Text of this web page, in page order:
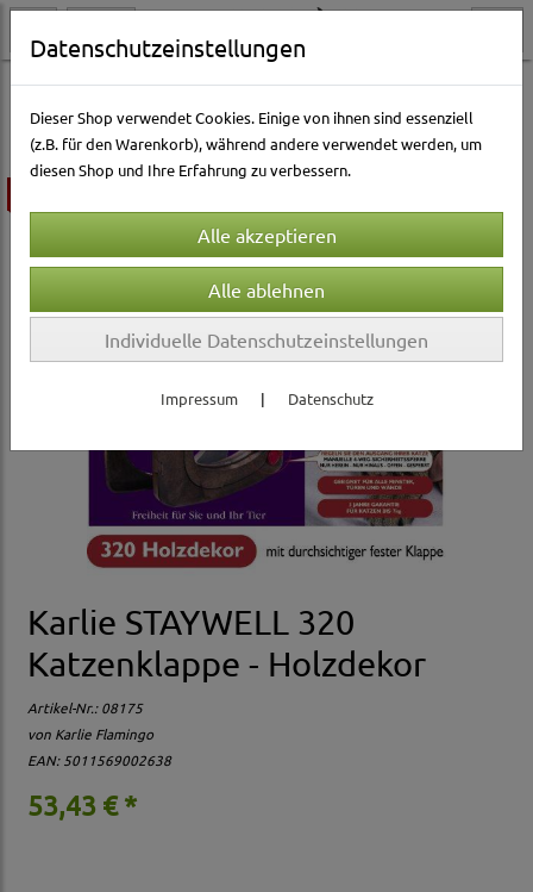
Katzenwelt Balkon & Garten Katzenklappen
Karlie STAYWELL 320
Katzenklappe - Holzdekor
Artikel-Nr.:08175
von Karlie Flamingo
EAN: 5011569002638
53,43 € *
Datenschutzeinstellungen
Dieser Shop verwendet Cookies. Einige von ihnen sind essenziell
(z.B. für den Warenkorb), während andere verwendet werden, um
diesen Shop und Ihre Erfahrung zu verbessern.
Individuelle Datenschutzeinstellungen
Impressum | Datenschutz